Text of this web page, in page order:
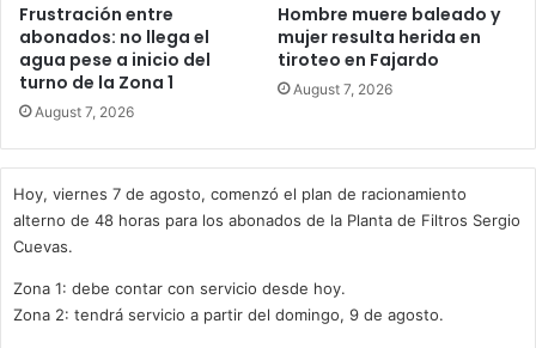
Frustración entre
abonados: no llega el
agua pese a inicio del
turno de la Zona 1
August 7, 2026
Hombre muere baleado y
mujer resulta herida en
tiroteo en Fajardo
August 7, 2026
Hoy, viernes 7 de agosto, comenzó el plan de racionamiento
alterno de 48 horas para los abonados de la Planta de Filtros Sergio
Cuevas.
Zona 1: debe contar con servicio desde hoy.
Zona 2: tendrá servicio a partir del domingo, 9 de agosto.